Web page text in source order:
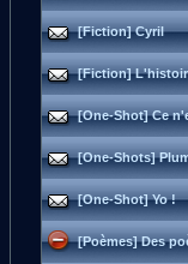
[Fiction] Cyril
[Fiction]
[One-Shot] Ce
[One-Shots]
[One-Shot] Yo !
[Poèmes] Des